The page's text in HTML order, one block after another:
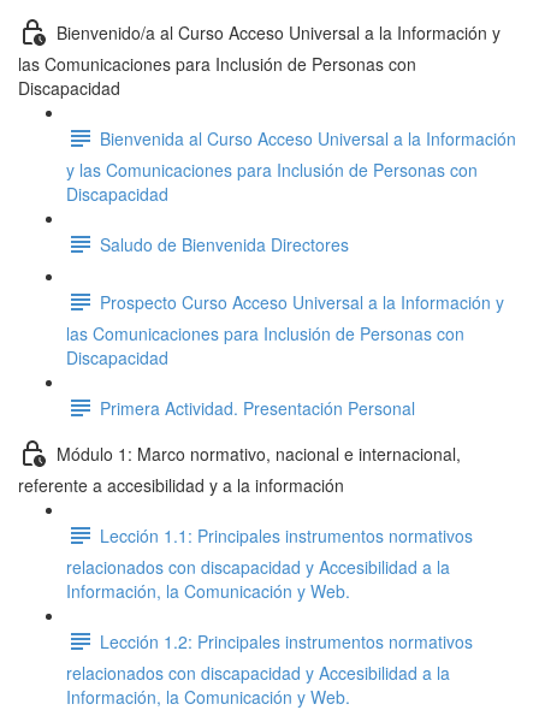
Bienvenido/a al Curso Acceso Universal a la Información y
las Comunicaciones para Inclusión de Personas con
Discapacidad
Bienvenida al Curso Acceso Universal a la Información
y las Comunicaciones para Inclusión de Personas con
Discapacidad
Saludo de Bienvenida Directores
Prospecto Curso Acceso Universal a la Información y
las Comunicaciones para Inclusión de Personas con
Discapacidad
Primera Actividad. Presentación Personal
Módulo 1: Marco normativo, nacional e internacional,
referente a accesibilidad y a la información
Lección 1.1: Principales instrumentos normativos
relacionados con discapacidad y Accesibilidad a la
Información, la Comunicación y Web.
Lección 1.2: Principales instrumentos normativos
relacionados con discapacidad y Accesibilidad a la
Información, la Comunicación y Web.